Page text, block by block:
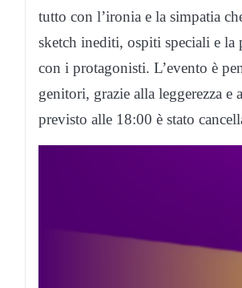
tutto con l’ironia e la simpatia
sketch inediti, ospiti speciali e la
con i protagonisti. L’evento è
genitori, grazie alla leggerezza
previsto alle 18:00 è stato